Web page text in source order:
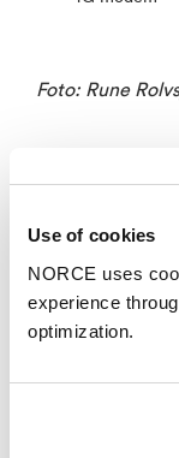
Use of cookies
NORCE uses
experience
optimization.
Foto: Rune
Lufttransport-
høyoppløselige
flyfoto og